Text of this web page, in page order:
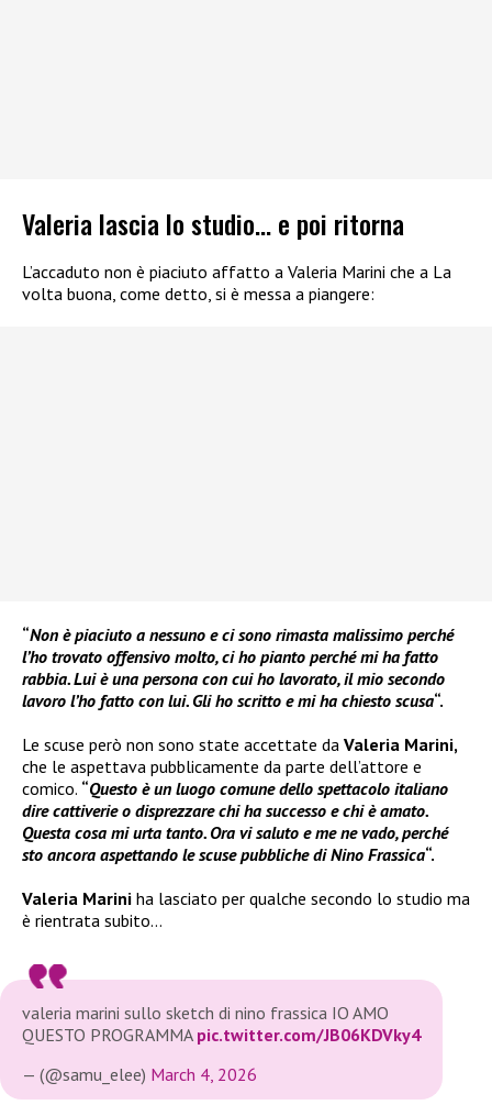
Valeria lascia lo studio… e poi ritorna
L’accaduto non è piaciuto affatto a Valeria Marini che a La
volta buona, come detto, si è messa a piangere:
“Non è piaciuto a nessuno e ci sono rimasta malissimo perché
l’ho trovato offensivo molto, ci ho pianto perché mi ha fatto
rabbia. Lui è una persona con cui ho lavorato, il mio secondo
lavoro l’ho fatto con lui. Gli ho scritto e mi ha chiesto scusa“.
Le scuse però non sono state accettate da Valeria Marini,
che le aspettava pubblicamente da parte dell’attore e
comico. “Questo è un luogo comune dello spettacolo italiano
dire cattiverie o disprezzare chi ha successo e chi è amato.
Questa cosa mi urta tanto. Ora vi saluto e me ne vado, perché
sto ancora aspettando le scuse pubbliche di Nino Frassica“.
Valeria Marini ha lasciato per qualche secondo lo studio ma
è rientrata subito…
valeria marini sullo sketch di nino frassica IO AMO
QUESTO PROGRAMMA pic.twitter.com/JB06KDVky4
— (@samu_elee) March 4, 2026